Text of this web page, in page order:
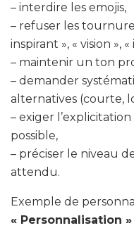
– interdire les emojis,
– refuser les
inspirant », « vision »,
– maintenir un ton
– demander
alternatives (courte,
– exiger
possible,
– préciser le niveau
attendu.
Exemple de
« Personnalisation »